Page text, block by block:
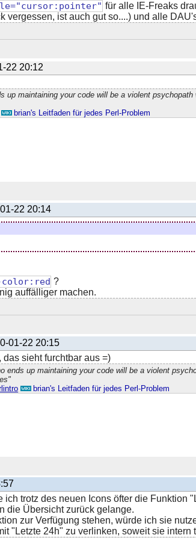
für alle IE-Freaks
vergessen, ist auch gut so....) und alle
22 20:12
up maintaining your code will be a violent
brian's Leitfaden für jedes Perl-Problem
22 20:14
color:red ?
auffälliger machen.
01-22 20:15
sieht furchtbar aus =)
ends up maintaining your code will be a violent
brian's Leitfaden für jedes Perl-Problem
ich trotz des neuen Icons öfter die Funktion
die Übersicht zurück gelange.
zur Verfügung stehen, würde ich sie
"Letzte 24h" zu verlinken, soweit sie intern